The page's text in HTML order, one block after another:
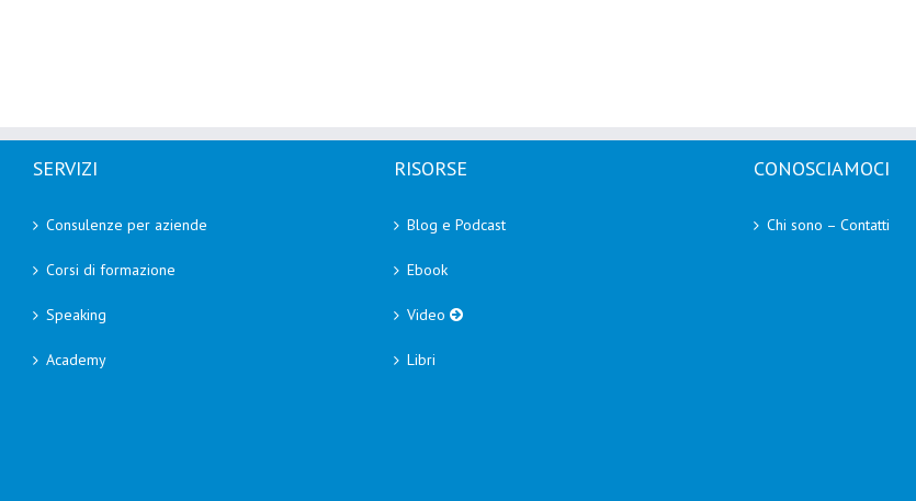
SERVIZI
Consulenze per aziende
Corsi di formazione
Speaking
Academy
RISORSE
Blog e Podcast
Ebook
Video
Libri
CONOSCIAMOCI
Chi sono – Contatti